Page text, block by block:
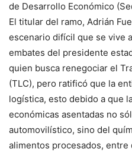
de Desarrollo Económico
El titular del ramo, Adrián
escenario difícil que se vive
embates del presidente
quien busca renegociar el
(TLC), pero ratificó que la
logística, esto debido a que
económicas asentadas no
automovilístico, sino del
alimentos procesados, entre